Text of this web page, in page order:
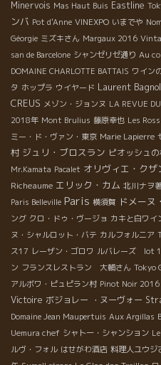
Minervois Mas Haut Buis Eastline
ンバ Pot d'Anne VINEXPO いまでや
Géorgie ミズキさん Margaux 2016
san de Barcelone シャンゼリゼ通り Au
DOMAINE CHARLOTTE BATTAIS ワイン
タ ホップラ ウイヤード Laurent Bagnol
CREUS メゾン・ジョンヌ LA REVUE
2018年 Mont Brulius 藤原幸也 Les
ミー・ド・ヴァン・東京 Marie Lapierre
村 ジュリ・ブロスラン ピオッシュ
Mr.Kamata Pacalet オリヴィエ・クザ
Richeaume エリック・カム 北川ナヲ
Paris Belleville Paris 横須賀 ドメーヌ
ング クロ・ドゥ・ヴージョ カキと白ワイ
ヌ・シャルロット・バテ カルフォルニア
ス17 レーザン・ゴロワ ルバレーズ lot
ン フランスレストラン 大輔さん Tokyo
アルボワ・ピュピラン村 Pinot Noir 2016
Victoire ボジョレー ・ヌーヴォー
Domaine Jean Maupertuis Aux Argillas
Uemura chef シャトー・シャンション
ルヴ・フォル はせがわ酒店 料理人ユウジ